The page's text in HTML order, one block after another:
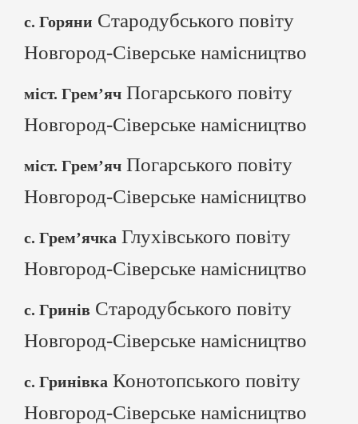
с. Горяни Стародубського повіту
Новгород-Сіверське намісництво
міст. Грем’яч Погарського повіту
Новгород-Сіверське намісництво
міст. Грем’яч Погарського повіту
Новгород-Сіверське намісництво
с. Грем’ячка Глухівського повіту
Новгород-Сіверське намісництво
с. Гринів Стародубського повіту
Новгород-Сіверське намісництво
с. Гринівка Конотопського повіту
Новгород-Сіверське намісництво